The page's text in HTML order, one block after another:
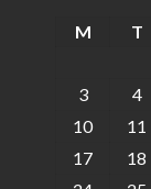
M T
3
4
10
11
17
18